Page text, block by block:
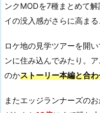
ンクMODを7種まとめて
イの没入感がさらに高まる
ロケ地の見学ツアーを開
ンに住み込んでみたり。
のかストーリー本編と合
またエッジランナーズの